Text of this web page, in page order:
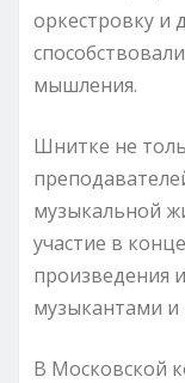
оркестровку и
мышления.
Шнитке не
музыкальной
участие в
произведения
музыкантами и
В Московской